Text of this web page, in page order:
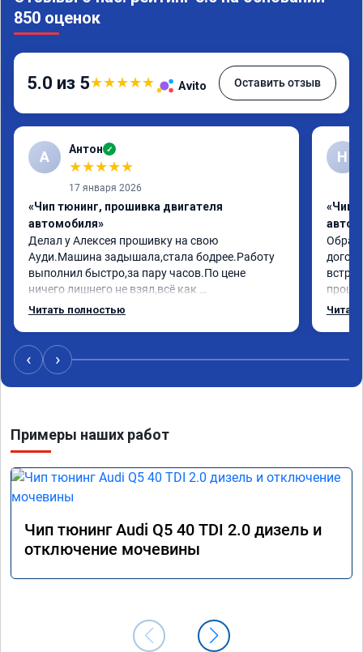
850 оценок
5.0 из 5★★★★★ Avito Оставить отзыв
А Антон ✓
★★★★★
17 января 2026
«Чип тюнинг, прошивка двигателя
автомобиля»
Делал у Алексея прошивку на свою
Ауди.Машина задышала,стала бодрее.Работу
выполнил быстро,за пару часов.По цене
ничего лишнего не взял,всё как
договаривались заранее.После работы
поломки авто.Однозначно рекомендую
Алексея как грамотного специалиста!
Читать полностью
Н
«Чип
Арман
‹ ›
Примеры наших работ
Чип тюнинг Audi Q5 40 TDI 2.0 дизель и
отключение мочевины